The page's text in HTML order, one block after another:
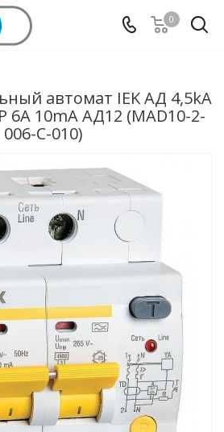
0
автомат IEK АД 4,5kA
6А 10mA АД12 (MAD10-2-
006-C-010)